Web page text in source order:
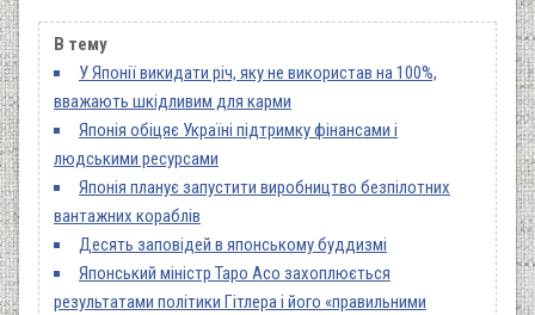
В тему
У Японії викидати річ, яку не використав на 100%,
вважають шкідливим для карми
Японія обіцяє Україні підтримку фінансами і
людськими ресурсами
Японія планує запустити виробництво безпілотних
вантажних кораблів
Десять заповідей в японському буддизмі
Японський міністр Таро Асо захоплюється
результатами політики Гітлера і його «правильними